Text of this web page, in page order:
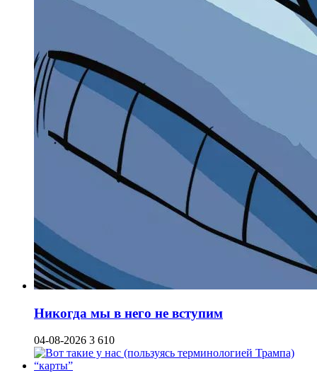
Никогда мы в него не вступим
04-08-2026 3 610